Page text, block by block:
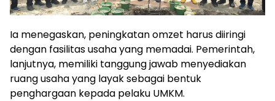
Ia menegaskan, peningkatan omzet harus diiringi
dengan fasilitas usaha yang memadai. Pemerintah,
lanjutnya, memiliki tanggung jawab menyediakan
ruang usaha yang layak sebagai bentuk
penghargaan kepada pelaku UMKM.